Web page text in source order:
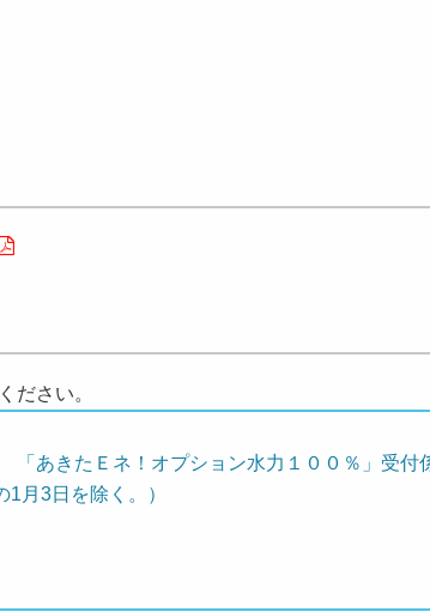
ださい。
あきたＥネ！オプション水力１００％」受付
月3日を除く。）